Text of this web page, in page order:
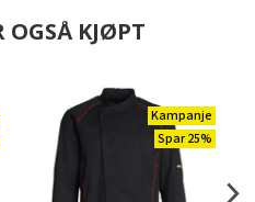
OGSÅ KJØPT
Kampanje
Spar 25%